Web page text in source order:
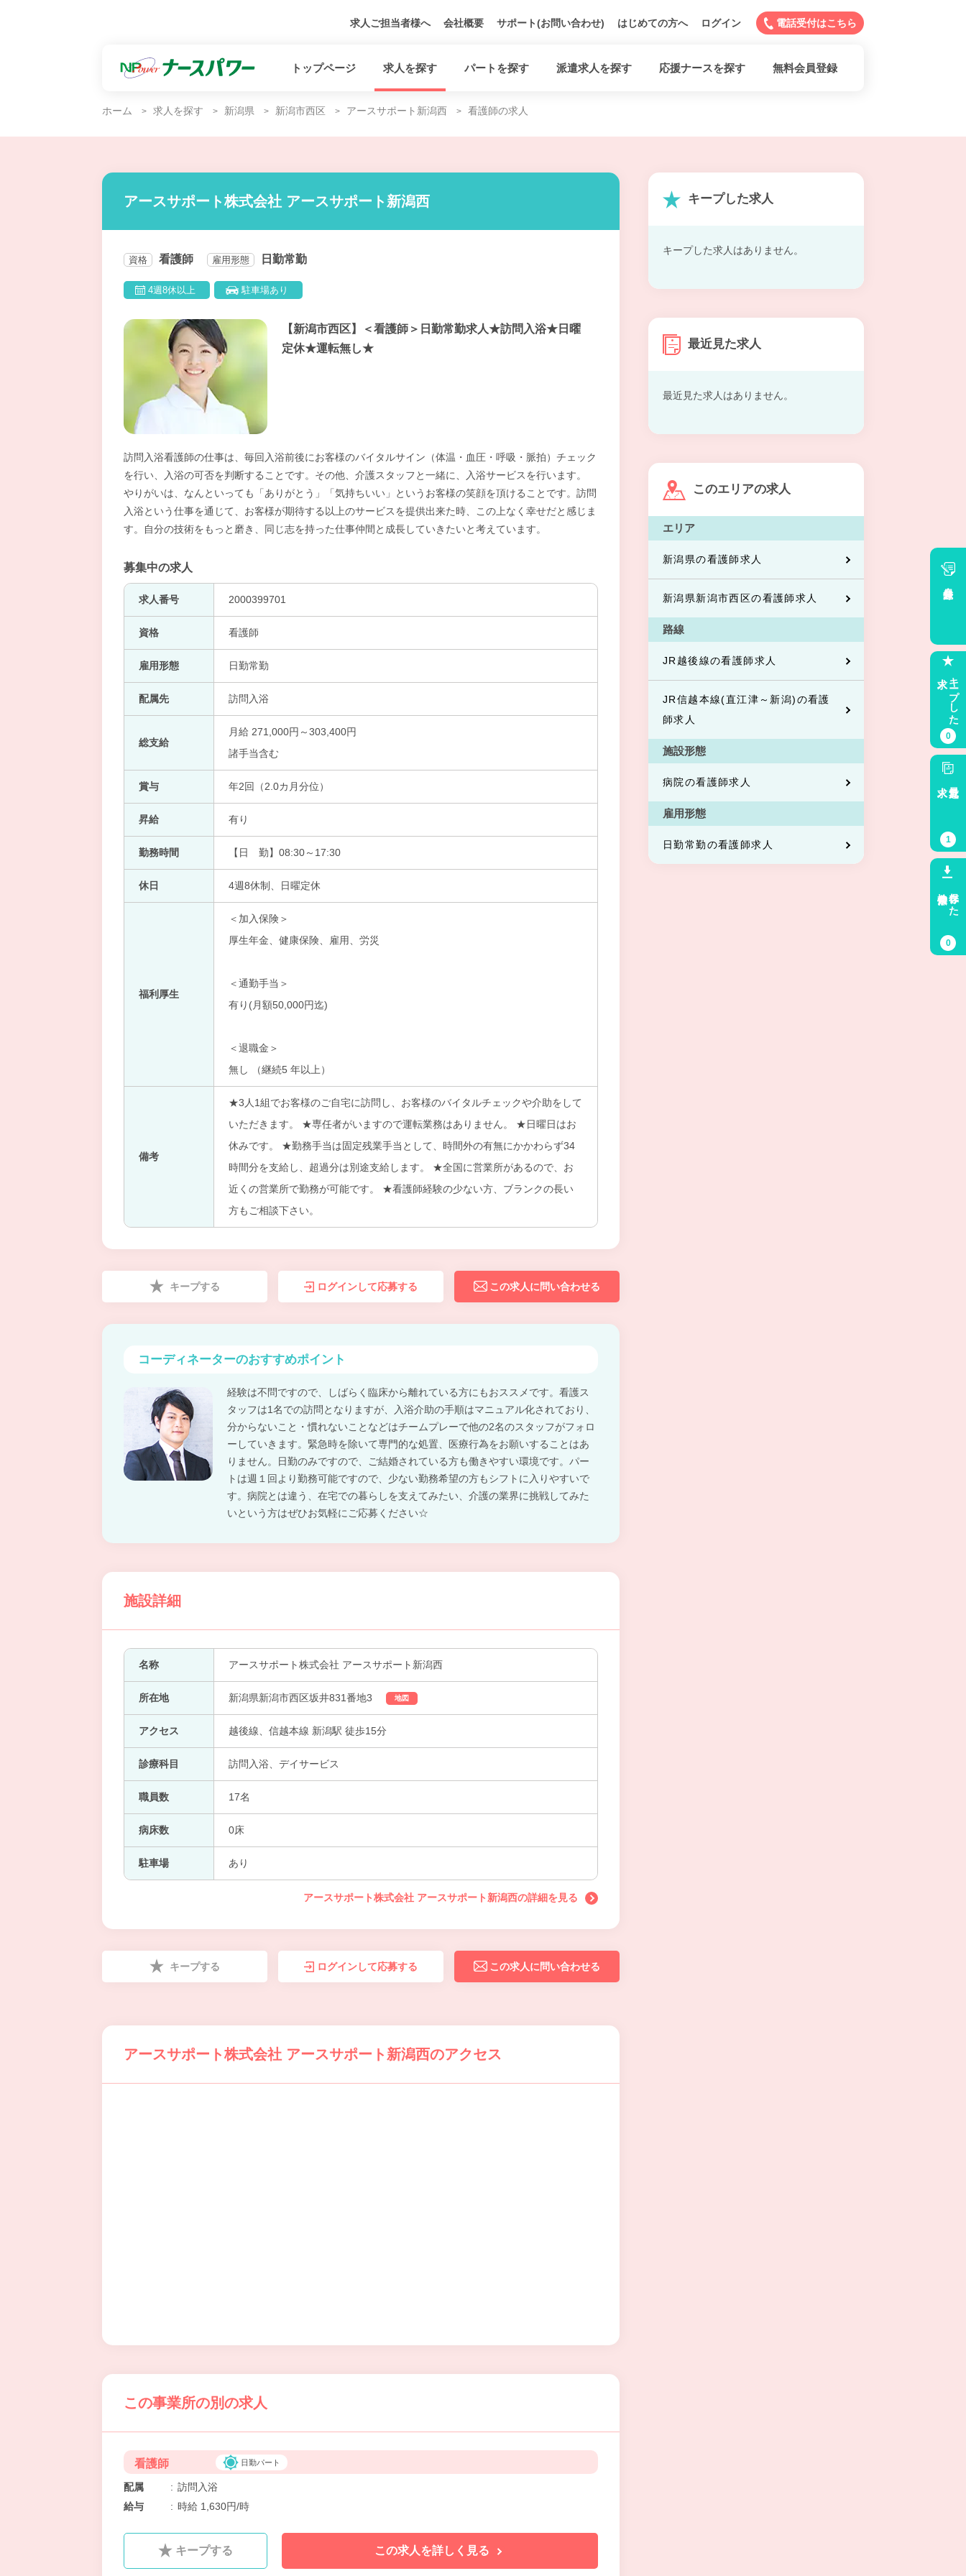
求人ご担当者様へ 会社概要 サポート(お問い合わせ) はじめての方へ ログイン 電話受付はこちら
トップページ 求人を探す パートを探す 派遣求人を探す 応援ナースを探す 無料会員登録
ホーム 求人を探す 新潟県 新潟市西区 アースサポート新潟西 看護師の求人
アースサポート株式会社 アースサポート新潟西
資格 看護師 雇用形態 日勤常勤
4週8休以上 駐車場あり
【新潟市西区】＜看護師＞日勤常勤求人★訪問入浴★日曜
定休★運転無し★
訪問入浴看護師の仕事は、毎回入浴前後にお客様のバイタルサイン（体温・血圧・呼吸・脈拍）チェック
を行い、入浴の可否を判断することです。その他、介護スタッフと一緒に、入浴サービスを行います。
やりがいは、なんといっても「ありがとう」「気持ちいい」というお客様の笑顔を頂けることです。訪問
入浴という仕事を通じて、お客様が期待する以上のサービスを提供出来た時、この上なく幸せだと感じま
す。自分の技術をもっと磨き、同じ志を持った仕事仲間と成長していきたいと考えています。
募集中の求人
求人番号 2000399701
資格 看護師
雇用形態 日勤常勤
配属先 訪問入浴
総支給
月給 271,000円～303,400円
諸手当含む
賞与 年2回（2.0カ月分位）
昇給 有り
勤務時間 【日 勤】08:30～17:30
休日 4週8休制、日曜定休
福利厚生
＜加入保険＞
厚生年金、健康保険、雇用、労災
＜通勤手当＞
有り(月額50,000円迄)
＜退職金＞
無し （継続5 年以上）
備考
★3人1組でお客様のご自宅に訪問し、お客様のバイタルチェックや介助をして
いただきます。 ★専任者がいますので運転業務はありません。 ★日曜日はお
休みです。 ★勤務手当は固定残業手当として、時間外の有無にかかわらず34
時間分を支給し、超過分は別途支給します。 ★全国に営業所があるので、お
近くの営業所で勤務が可能です。 ★看護師経験の少ない方、ブランクの長い
方もご相談下さい。
キープする ログインして応募する この求人に問い合わせる
コーディネーターのおすすめポイント
経験は不問ですので、しばらく臨床から離れている方にもおススメです。看護ス
タッフは1名での訪問となりますが、入浴介助の手順はマニュアル化されており、
分からないこと・慣れないことなどはチームプレーで他の2名のスタッフがフォロ
ーしていきます。緊急時を除いて専門的な処置、医療行為をお願いすることはあ
りません。日勤のみですので、ご結婚されている方も働きやすい環境です。パー
トは週１回より勤務可能ですので、少ない勤務希望の方もシフトに入りやすいで
す。病院とは違う、在宅での暮らしを支えてみたい、介護の業界に挑戦してみた
いという方はぜひお気軽にご応募ください☆
施設詳細
名称 アースサポート株式会社 アースサポート新潟西
所在地 新潟県新潟市西区坂井831番地3 地図
アクセス 越後線、信越本線 新潟駅 徒歩15分
診療科目 訪問入浴、デイサービス
職員数 17名
病床数 0床
駐車場 あり
アースサポート株式会社 アースサポート新潟西の詳細を見る
キープする ログインして応募する この求人に問い合わせる
アースサポート株式会社 アースサポート新潟西のアクセス
この事業所の別の求人
看護師 日勤パート
配属 : 訪問入浴
給与
: 時給 1,630円/時
キープする この求人を詳しく見る
キープした求人
キープした求人はありません。
最近見た求人
最近見た求人はありません。
このエリアの求人
エリア
新潟県の看護師求人
新潟県新潟市西区の看護師求人
路線
JR越後線の看護師求人
JR信越本線(直江津～新潟)の看護
師求人
施設形態
病院の看護師求人
雇用形態
日勤常勤の看護師求人
キープした
0
最近見た
1
保存した
0